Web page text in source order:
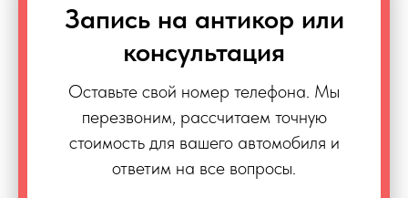
Запись на антикор или
консультация
Оставьте свой номер телефона. Мы
перезвоним, рассчитаем точную
стоимость для вашего автомобиля и
ответим на все вопросы.